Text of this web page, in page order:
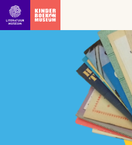
Ga direct naar inhoud